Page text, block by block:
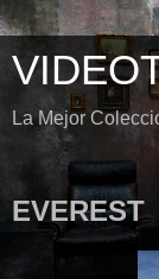
La Mejor
EVEREST